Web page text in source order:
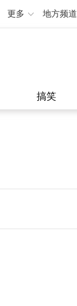
更多 地方频道
搞笑